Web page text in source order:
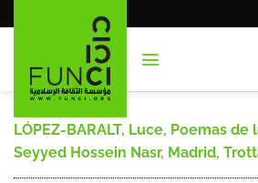
al
LÓPEZ-BARALT, Luce, Poemas
Seyyed Hossein Nasr, Madrid,